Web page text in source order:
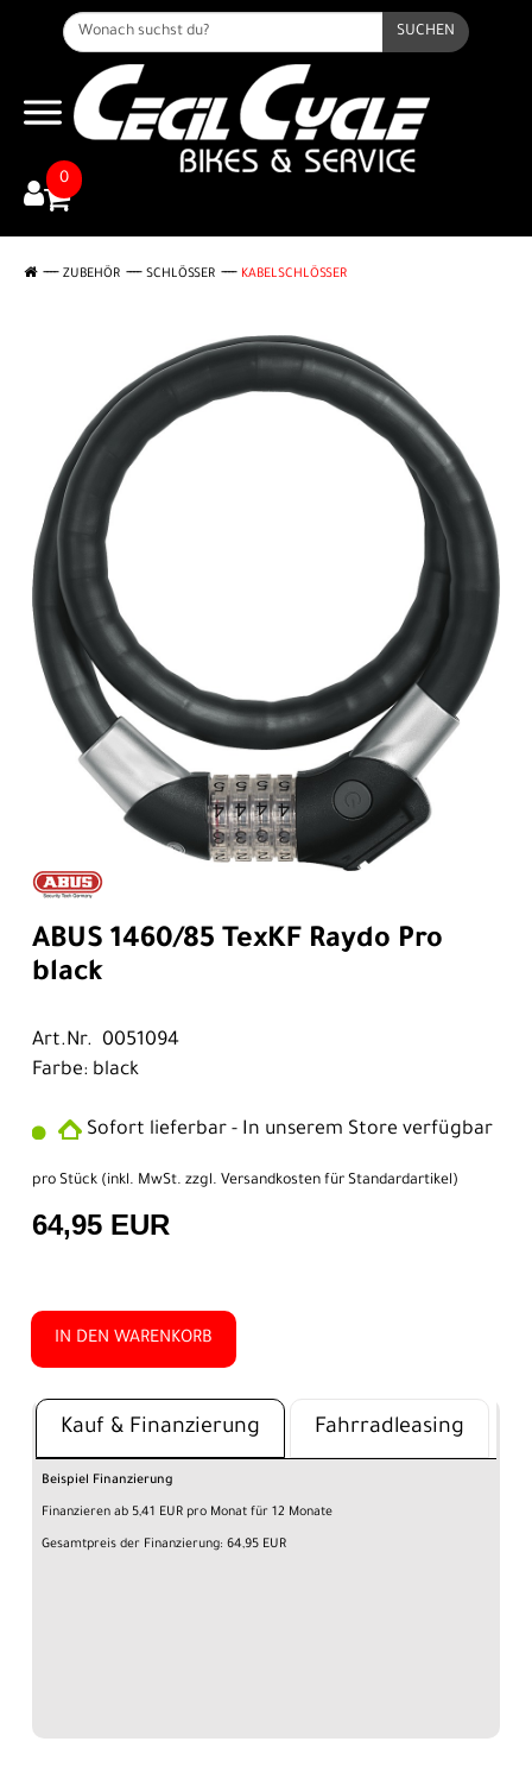
SUCHEN
0
ZUBEHÖR SCHLÖSSER KABELSCHLÖSSER
ABUS 1460/85 TexKF Raydo Pro
black
Art.Nr. 0051094
Farbe: black
Sofort lieferbar - In unserem Store verfügbar
pro Stück (inkl. MwSt. zzgl. Versandkosten für Standardartikel)
64,95 EUR
IN DEN WARENKORB
Kauf & Finanzierung Fahrradleasing
Beispiel Finanzierung
Finanzieren ab 5,41 EUR pro Monat für 12 Monate
Gesamtpreis der Finanzierung: 64,95 EUR